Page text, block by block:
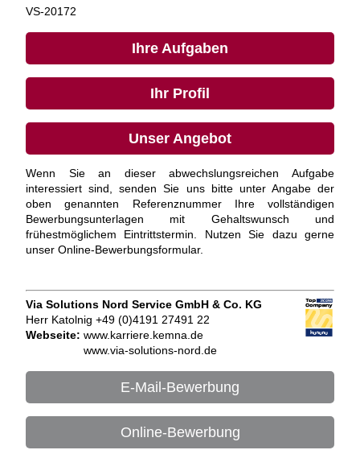
VS-20172
Ihre Aufgaben
Ihr Profil
Unser Angebot
Wenn Sie an dieser abwechslungsreichen Aufgabe
interessiert sind, senden Sie uns bitte unter Angabe der
oben genannten Referenznummer Ihre vollständigen
Bewerbungsunterlagen mit Gehaltswunsch und
frühestmöglichem Eintrittstermin. Nutzen Sie dazu gerne
unser Online-Bewerbungsformular.
Via Solutions Nord Service GmbH & Co. KG
Herr Katolnig +49 (0)4191 27491 22
Webseite: www.karriere.kemna.de
www.via-solutions-nord.de
E-Mail-Bewerbung
Online-Bewerbung